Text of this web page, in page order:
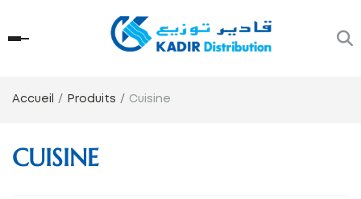
Accueil Produits Cuisine
CUISINE